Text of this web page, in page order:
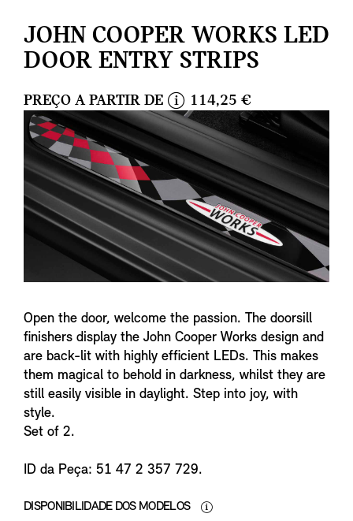
JOHN COOPER WORKS LED
DOOR ENTRY STRIPS
PREÇO A PARTIR DE
i
n
f
o
114,25 €
Open the door, welcome the passion. The doorsill
finishers display the John Cooper Works design and
are back-lit with highly efficient LEDs. This makes
them magical to behold in darkness, whilst they are
still easily visible in daylight. Step into joy, with
style.
Set of 2.
ID da Peça: 51 47 2 357 729.
DISPONIBILIDADE DOS MODELOS